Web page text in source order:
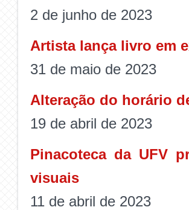
2 de junho de 2023
Artista lança livro em
31 de maio de 2023
Alteração do horário
19 de abril de 2023
Pinacoteca da UFV
visuais
11 de abril de 2023